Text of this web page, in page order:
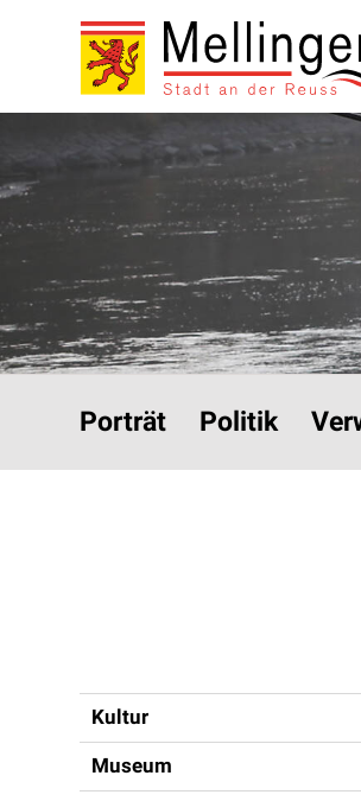
Navigieren in
Schnellnavigation
Porträt
Politik
Inhaltsnavigation
Kultur
Museum